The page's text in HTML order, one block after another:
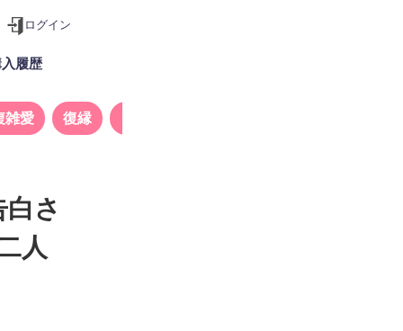
ログイン
入履歴
雑愛 復縁
さ
人